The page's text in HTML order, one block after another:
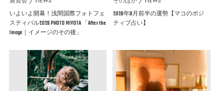
いよいよ開幕！浅間国際フォトフェ
スティバル2026 PHOTO MIYOTA 「After the
Image｜イメージのその後」
2026年8月前半の運勢【マコのポジ
ティブ占い】